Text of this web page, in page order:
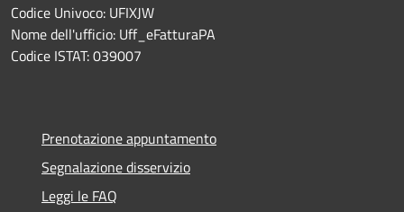
Codice Univoco: UFIXJW
Nome dell'ufficio: Uff_eFatturaPA
Codice ISTAT: 039007
Prenotazione appuntamento
Segnalazione disservizio
Leggi le FAQ